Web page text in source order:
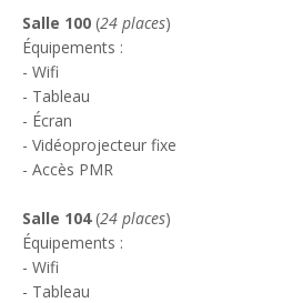
Salle 100 (24 places)
Équipements :
- Wifi
- Tableau
- Écran
- Vidéoprojecteur fixe
- Accès PMR
Salle 104(24 places)
Équipements :
- Wifi
- Tableau